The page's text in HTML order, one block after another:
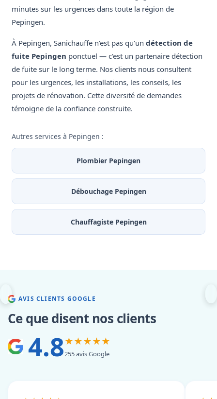
minutes sur les urgences dans toute la région de
Pepingen.
À Pepingen, Sanichauffe n'est pas qu'un détection de
fuite Pepingen ponctuel — c'est un partenaire détection
de fuite sur le long terme. Nos clients nous consultent
pour les urgences, les installations, les conseils, les
projets de rénovation. Cette diversité de demandes
témoigne de la confiance construite.
Autres services à Pepingen :
Plombier Pepingen
Débouchage Pepingen
Chauffagiste Pepingen
AVIS CLIENTS GOOGLE
Ce que disent nos clients
4.8★★★★★
255 avis Google